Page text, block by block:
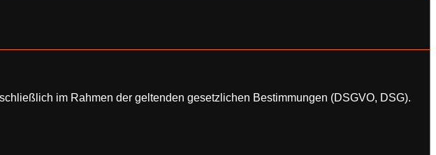
im Rahmen der geltenden gesetzlichen Bestimmungen (DSGVO, DSG).